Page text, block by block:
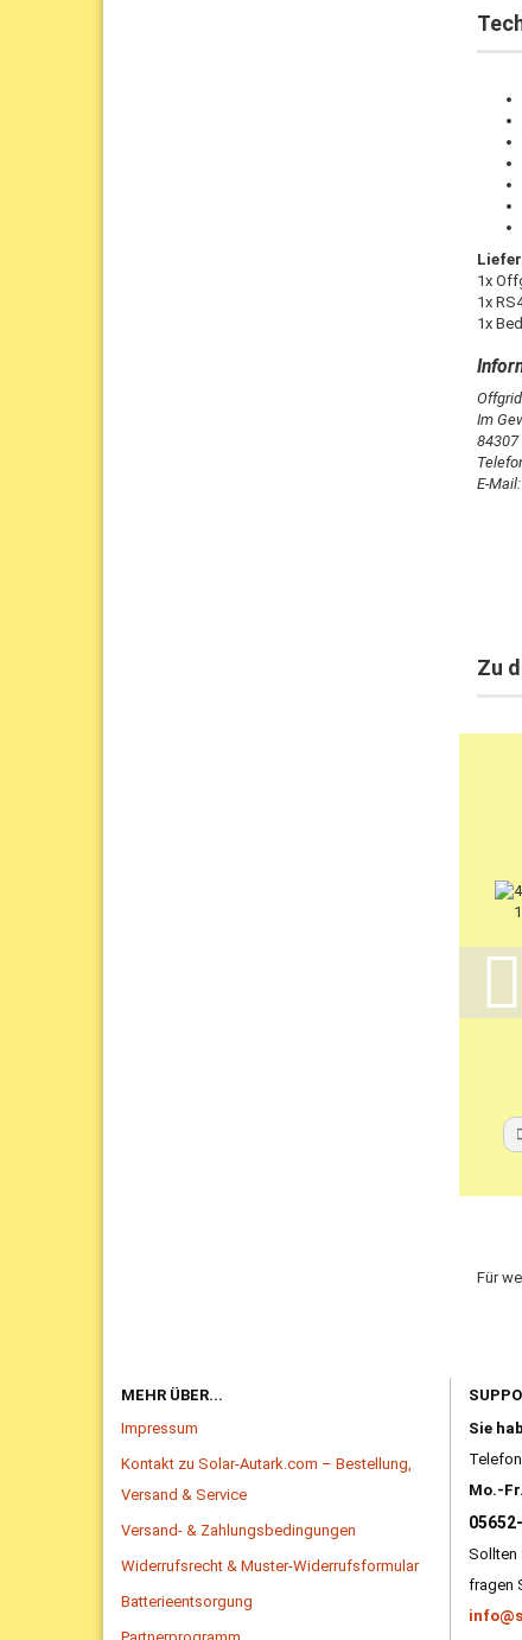
1x
1x
1x
Im
84307
E-
Zu
Für
MEHR ÜBER...
Impressum
Kontakt zu Solar-Autark.com – Bestellung,
Versand & Service
Versand- & Zahlungsbedingungen
Widerrufsrecht & Muster-Widerrufsformular
Batterieentsorgung
Sie
Mo.-
Sollten
fragen